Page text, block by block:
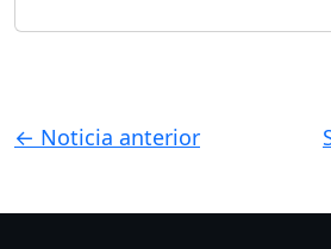
← Noticia anterior